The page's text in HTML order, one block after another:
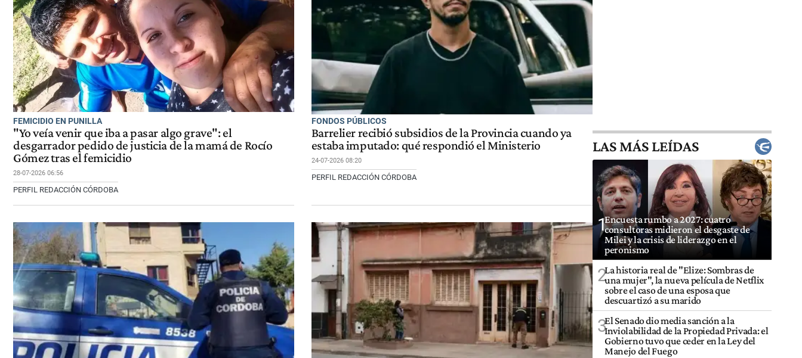
FEMICIDIO EN PUNILLA
"Yo veía venir que iba a pasar algo grave": el
desgarrador pedido de justicia de la mamá de Rocío
Gómez tras el femicidio
28-07-2026 06:56
PERFIL REDACCIÓN CÓRDOBA
FONDOS PÚBLICOS
Barrelier recibió subsidios de la Provincia cuando ya
estaba imputado: qué respondió el Ministerio
24-07-2026 08:20
PERFIL REDACCIÓN CÓRDOBA
LAS MÁS LEÍDAS
1Encuesta rumbo a 2027: cuatro
consultoras midieron el desgaste de
Milei y la crisis de liderazgo en el
peronismo
2La historia real de "Elize: Sombras de
una mujer", la nueva película de Netflix
sobre el caso de una esposa que
descuartizó a su marido
3El Senado dio media sanción a la
Inviolabilidad de la Propiedad Privada: el
Gobierno tuvo que ceder en la Ley del
Manejo del Fuego